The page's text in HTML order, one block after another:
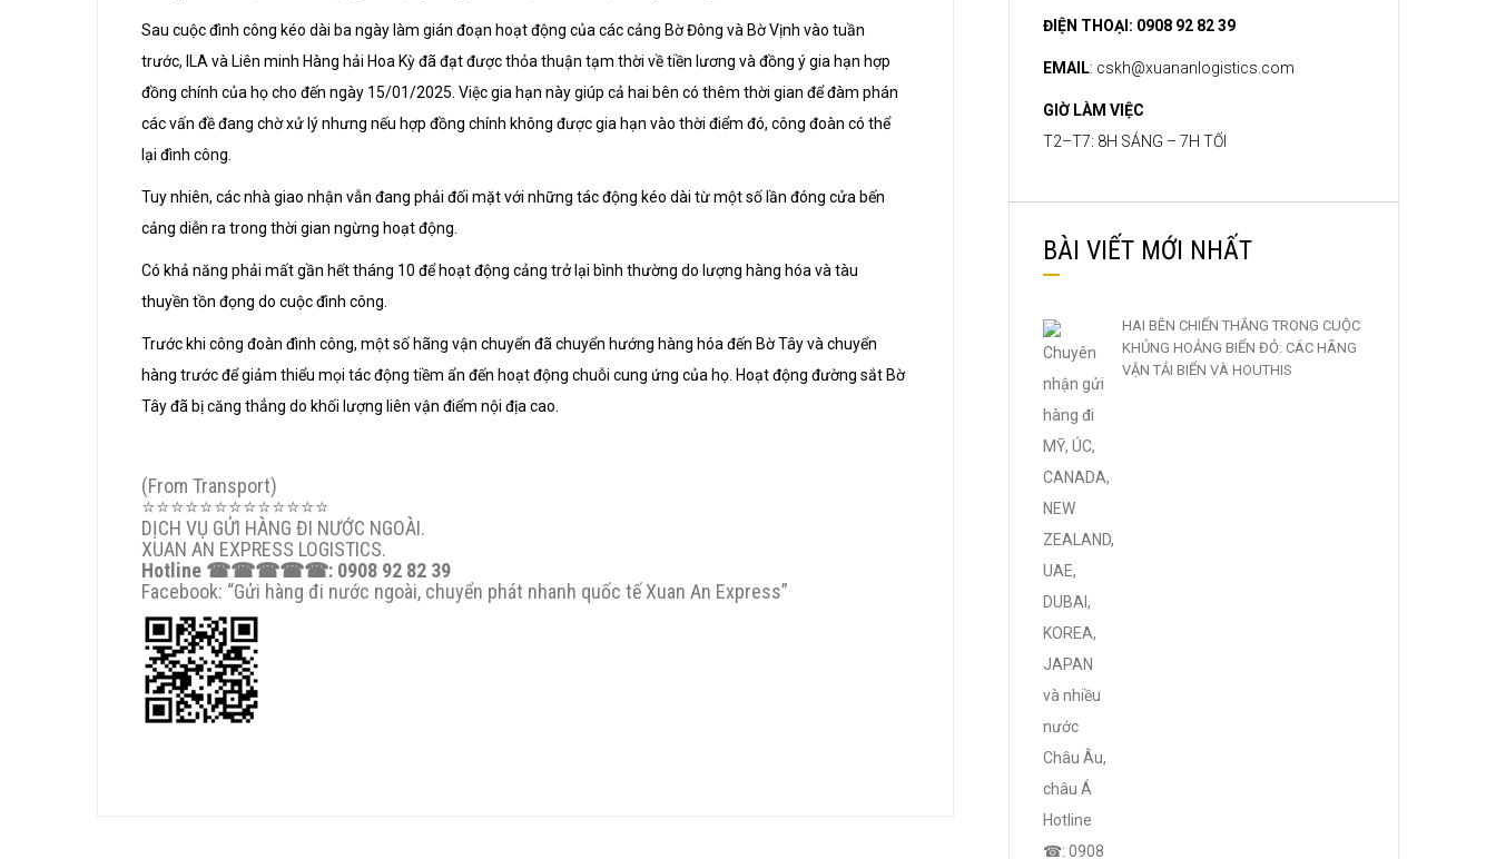
Sau cuộc đình công kéo dài ba ngày làm gián đoạn hoạt động của các cảng Bờ Đông và Bờ Vịnh vào tuần
trước, ILA và Liên minh Hàng hải Hoa Kỳ đã đạt được thỏa thuận tạm thời về tiền lương và đồng ý gia hạn hợp
đồng chính của họ cho đến ngày 15/01/2025. Việc gia hạn này giúp cả hai bên có thêm thời gian để đàm phán
các vấn đề đang chờ xử lý nhưng nếu hợp đồng chính không được gia hạn vào thời điểm đó, công đoàn có thể
lại đình công.
Tuy nhiên, các nhà giao nhận vẫn đang phải đối mặt với những tác động kéo dài từ một số lần đóng cửa bến
cảng diễn ra trong thời gian ngừng hoạt động.
Có khả năng phải mất gần hết tháng 10 để hoạt động cảng trở lại bình thường do lượng hàng hóa và tàu
thuyền tồn đọng do cuộc đình công.
Trước khi công đoàn đình công, một số hãng vận chuyển đã chuyển hướng hàng hóa đến Bờ Tây và chuyển
hàng trước để giảm thiểu mọi tác động tiềm ẩn đến hoạt động chuỗi cung ứng của họ. Hoạt động đường sắt Bờ
Tây đã bị căng thẳng do khối lượng liên vận điểm nội địa cao.
(From Transport)
⭐️⭐️⭐️⭐️⭐️⭐️⭐️⭐️⭐️⭐️⭐️⭐️⭐️
DỊCH VỤ GỬI HÀNG ĐI NƯỚC NGOÀI.
XUAN AN EXPRESS LOGISTICS.
Hotline ☎☎☎☎☎: 0908 92 82 39
Facebook: “Gửi hàng đi nước ngoài, chuyển phát nhanh quốc tế Xuan An Express”
ĐIỆN THOẠI: 0908 92 82 39
EMAIL: cskh@xuananlogistics.com
GIỜ LÀM VIỆC
T2–T7: 8H SÁNG – 7H TỐI
BÀI VIẾT MỚI NHẤT
HAI BÊN CHIẾN THẮNG TRONG CUỘC
KHỦNG HOẢNG BIỂN ĐỎ: CÁC HÃNG
VẬN TẢI BIỂN VÀ HOUTHIS